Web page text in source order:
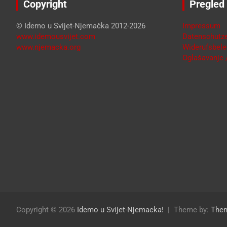
Copyright
© Idemo u Svijet-Njemačka 2012-2026
www.idemousvijet.com
www.njemacka.org
Pregled
Impressum
Copyright © 2026 Idemo u Svijet-Njemacka! Theme by: